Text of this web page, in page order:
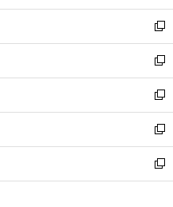
開
く
ウ
で
開
く
ン
ド
ウ
で
開
く
ウ
ィ
ン
ド
ウ
で
開
く
新
し
い
ウ
ィ
ン
ド
ウ
で
開
新
し
い
ウ
ィ
ン
ド
ウ
新
し
い
ウ
ィ
ン
新
し
い
ウ
新
し